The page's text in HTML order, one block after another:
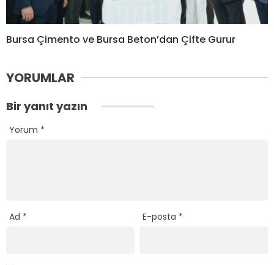
Bursa Çimento ve Bursa Beton’dan Çifte Gurur
YORUMLAR
Bir yanıt yazın
Yorum *
Ad * E-posta *